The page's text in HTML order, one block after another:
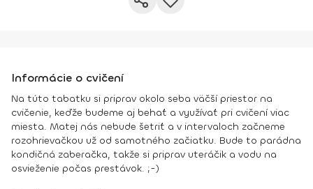
Informácie o cvičení
Na túto tabatku si priprav okolo seba väčší priestor na
cvičenie, keďže budeme aj behať a využívať pri cvičení viac
miesta. Matej nás nebude šetriť a v intervaloch začneme
rozohrievačkou už od samotného začiatku. Bude to parádna
kondičná zaberačka, takže si priprav uteráčik a vodu na
osvieženie počas prestávok. ;-)